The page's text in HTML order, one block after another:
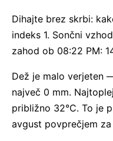
Dihajte brez skrbi:
indeks 1. Sončni
zahod ob 08:22 PM:
Dež je malo verjeten
največ 0 mm.
približno 32°C. To je
avgust povprečjem za